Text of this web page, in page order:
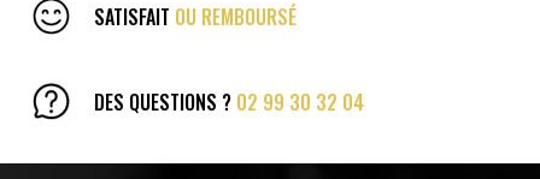
SATISFAIT OU REMBOURSÉ
DES QUESTIONS ? 02 99 30 32 04
ACCESSOIRES